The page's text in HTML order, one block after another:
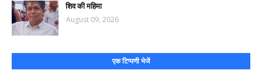
शिव की महिमा
August 09, 2026
एक टिप्पणी भेजें